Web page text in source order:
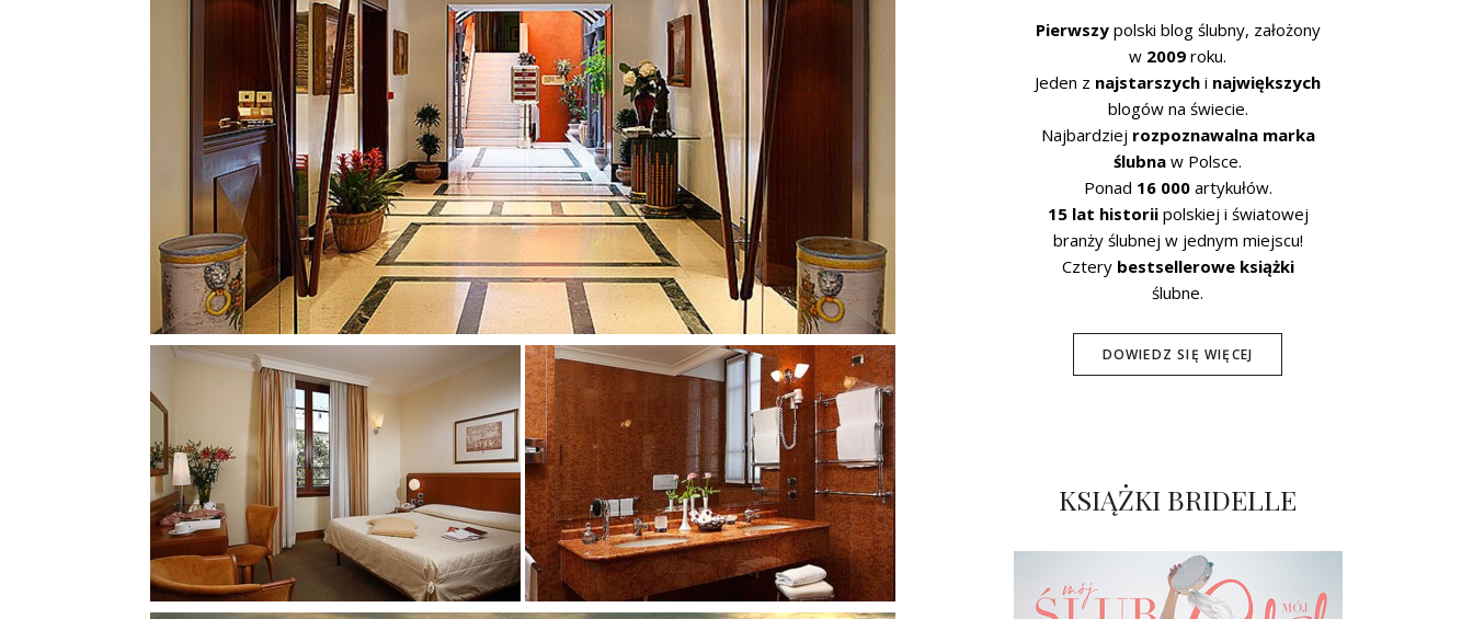
Pierwszypolski blog ślubny, założony
w 2009 roku.
Jeden z najstarszych i największych
blogów na świecie.
Najbardziej rozpoznawalna marka
ślubna w Polsce.
Ponad 16 000artykułów.
15 lat historiipolskiej i światowej
branży ślubnej w jednym miejscu!
Cztery bestsellerowe książki
ślubne.
DOWIEDZ SIĘ WIĘCEJ
KSIĄŻKI BRIDELLE